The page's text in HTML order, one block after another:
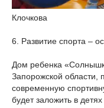
Клочкова
6. Развитие спорта –
Дом ребенка
Запорожской области,
современную
будет заложить в